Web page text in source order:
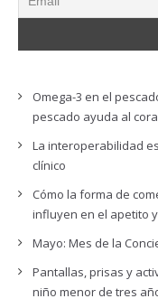
Omega-3 en el
pescado ayuda al
La interoperabilidad
clínico
Cómo la forma de
influyen en el apetito
Mayo: Mes de la
Pantallas, prisas y
niño menor de tres